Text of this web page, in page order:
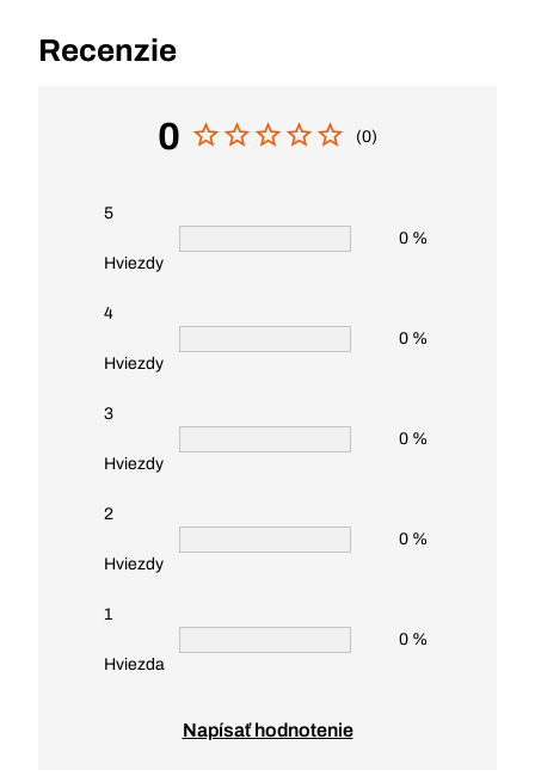
Recenzie
0 (0)
5
Hviezdy
0 %
4
Hviezdy
0 %
3
Hviezdy
0 %
2
Hviezdy
0 %
1
Hviezda
0 %
Napísať hodnotenie